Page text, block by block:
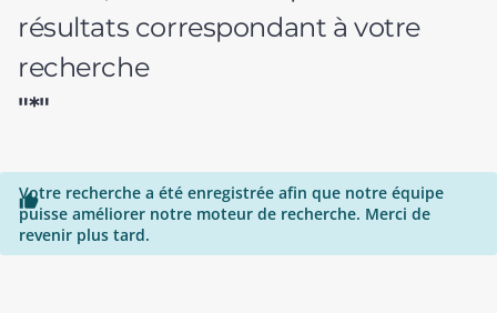
résultats correspondant à votre
recherche
"*"

Votre recherche a été enregistrée afin que notre équipe
puisse améliorer notre moteur de recherche. Merci de
revenir plus tard.